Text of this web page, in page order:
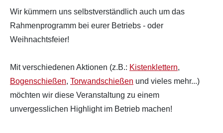
Wir kümmern uns selbstverständlich auch um das
Rahmenprogramm bei eurer Betriebs - oder
Weihnachtsfeier!
Mit verschiedenen Aktionen (z.B.: Kistenklettern,
Bogenschießen, Torwandschießen und vieles mehr...)
möchten wir diese Veranstaltung zu einem
unvergesslichen Highlight im Betrieb machen!